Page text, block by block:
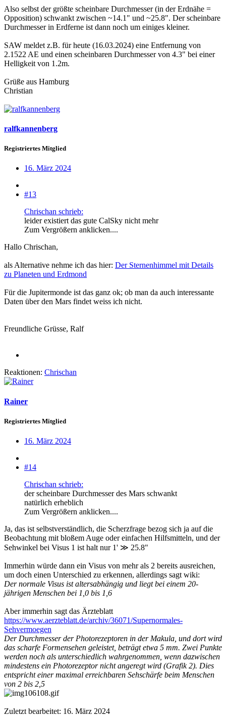
Also selbst der größte scheinbare Durchmesser (in der Erdnähe =
Opposition) schwankt zwischen ~14.1" und ~25.8". Der scheinbare
Durchmesser in Erdferne ist dann noch um einiges kleiner.
SAW meldet z.B. für heute (16.03.2024) eine Entfernung von
2.1522 AE und einen scheinbaren Durchmesser von 4.3" bei einer
Helligkeit von 1.2m.
Grüße aus Hamburg
Christian
ralfkannenberg
Registriertes Mitglied
16. März 2024
#13
Chrischan schrieb:
leider existiert das gute CalSky nicht mehr
Zum Vergrößern anklicken....
Hallo Chrischan,
als Alternative nehme ich das hier: Der Sternenhimmel mit Details
zu Planeten und Erdmond
Für die Jupitermonde ist das ganz ok; ob man da auch interessante
Daten über den Mars findet weiss ich nicht.
Freundliche Grüsse, Ralf
Reaktionen: Chrischan
Rainer
Registriertes Mitglied
16. März 2024
#14
Chrischan schrieb:
der scheinbare Durchmesser des Mars schwankt
natürlich erheblich
Zum Vergrößern anklicken....
Ja, das ist selbstverständlich, die Scherzfrage bezog sich ja auf die
Beobachtung mit bloßem Auge oder einfachen Hilfsmitteln, und der
Sehwinkel bei Visus 1 ist halt nur 1' ≫ 25.8"
Immerhin würde dann ein Visus von mehr als 2 bereits ausreichen,
um doch einen Unterschied zu erkennen, allerdings sagt wiki:
Der normale Visus ist altersabhängig und liegt bei einem 20-
jährigen Menschen bei 1,0 bis 1,6
Aber immerhin sagt das Ärzteblatt
https://www.aerzteblatt.de/archiv/36071/Supernormales-
Sehvermoegen
Der Durchmesser der Photorezeptoren in der Makula, und dort wird
das scharfe Formensehen geleistet, beträgt etwa 5 mm. Zwei Punkte
werden noch als unterschiedlich wahrgenommen, wenn dazwischen
mindestens ein Photorezeptor nicht angeregt wird (Grafik 2). Dies
entspricht einer maximal erreichbaren Sehschärfe beim Menschen
von 2 bis 2,5
Zuletzt bearbeitet: 16. März 2024